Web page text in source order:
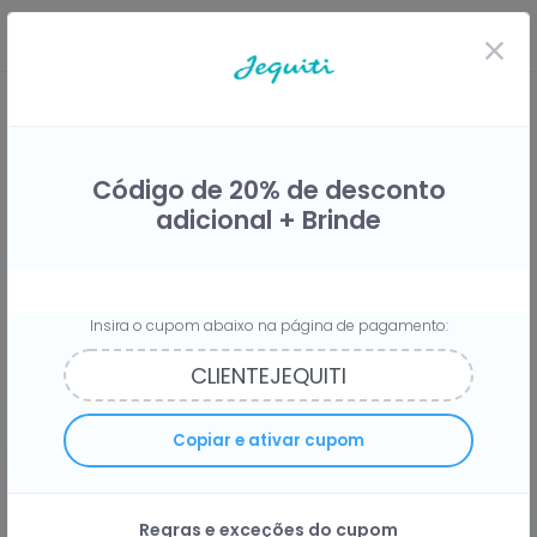
Compre na Jequiti e economize
com cupons de desconto!
Código de 20% de desconto
adicional + Brinde
Insira o cupom abaixo na página de pagamento:
Copiar e ativar cupom
Regras e exceções do cupom